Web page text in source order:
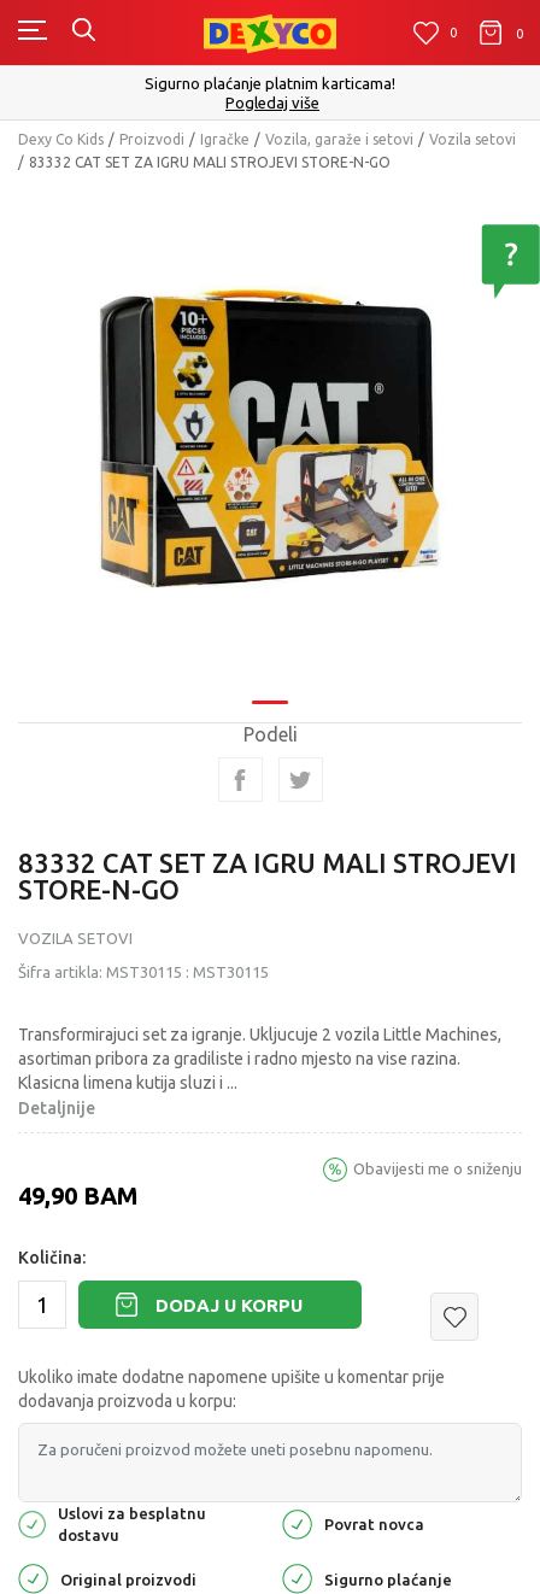
0 0
Sigurno plaćanje platnim karticama!
Pogledaj više
Dexy Co Kids Proizvodi Igračke Vozila, garaže i setovi
Vozila setovi
83332 CAT SET ZA IGRU MALI STROJEVI STORE-N-GO
Podeli
83332 CAT SET ZA IGRU MALI STROJEVI
STORE-N-GO
VOZILA SETOVI
Šifra artikla: MST30115 : MST30115
Transformirajuci set za igranje. Ukljucuje 2 vozila Little Machines,
asortiman pribora za gradiliste i radno mjesto na vise razina.
Klasicna limena kutija sluzi i ...
Detaljnije
49,90 BAM
Obavijesti me o sniženju
Količina:
DODAJ U KORPU
Ukoliko imate dodatne napomene upišite u komentar prije
dodavanja proizvoda u korpu:
Uslovi za besplatnu
dostavu
Povrat novca
Original proizvodi Sigurno plaćanje